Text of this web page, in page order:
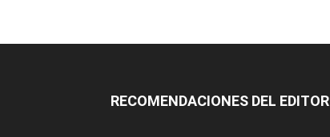
RECOMENDACIONES DEL EDITOR